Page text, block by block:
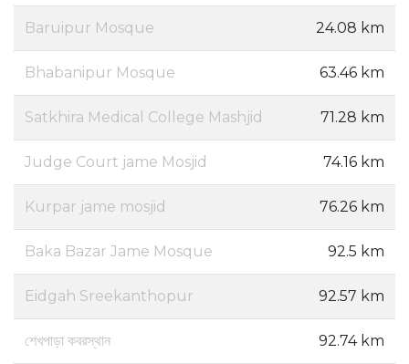
Baruipur Mosque 24.08 km
Bhabanipur Mosque 63.46 km
Satkhira Medical College Mashjid 71.28 km
Judge Court jame Mosjid 74.16 km
Kurpar jame mosjid 76.26 km
Baka Bazar Jame Mosque 92.5 km
Eidgah Sreekanthopur 92.57 km
শেখপাড়া কবরস্থান 92.74 km